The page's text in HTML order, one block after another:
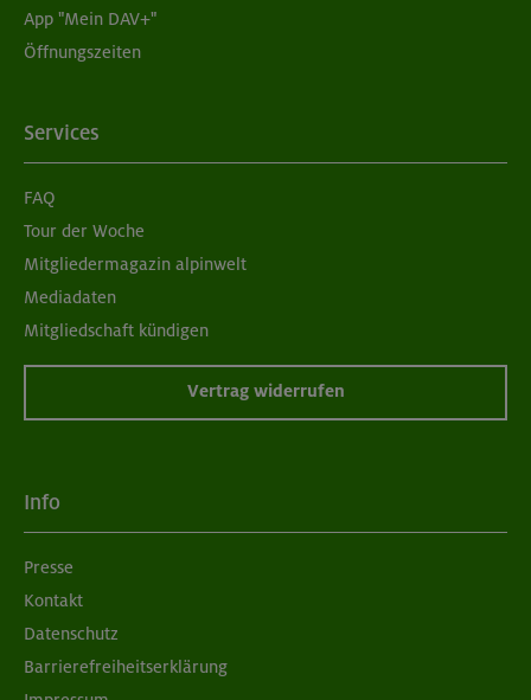
App "Mein DAV+"
Öffnungszeiten
Services
FAQ
Tour der Woche
Mitgliedermagazin alpinwelt
Mediadaten
Mitgliedschaft kündigen
Vertrag widerrufen
Info
Presse
Kontakt
Datenschutz
Barrierefreiheitserklärung